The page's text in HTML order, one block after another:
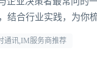
结合行业实践，为你
通讯,IM服务商推荐